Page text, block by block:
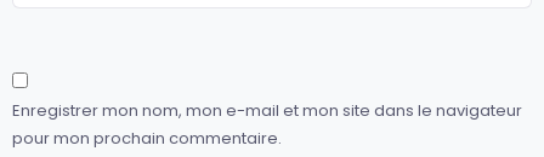
Enregistrer mon nom, mon e-mail et mon site dans le navigateur
pour mon prochain commentaire.